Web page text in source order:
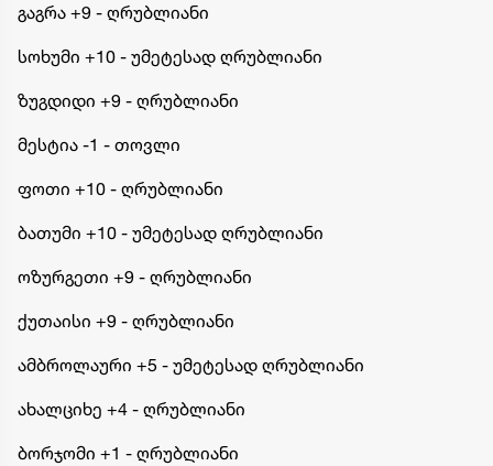
გაგრა +9 - ღრუბლიანი
სოხუმი +10 - უმეტესად ღრუბლიანი
ზუგდიდი +9 - ღრუბლიანი
მესტია -1 - თოვლი
ფოთი +10 - ღრუბლიანი
ბათუმი +10 - უმეტესად ღრუბლიანი
ოზურგეთი +9 - ღრუბლიანი
ქუთაისი +9 - ღრუბლიანი
ამბროლაური +5 - უმეტესად ღრუბლიანი
ახალციხე +4 - ღრუბლიანი
ბორჯომი +1 - ღრუბლიანი